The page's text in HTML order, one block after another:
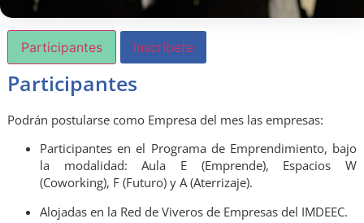
Participantes Inscríbete
Participantes
Podrán postularse como Empresa del mes las empresas:
Participantes en el Programa de Emprendimiento, bajo
la modalidad: Aula E (Emprende), Espacios W
(Coworking), F (Futuro) y A (Aterrizaje).
Alojadas en la Red de Viveros de Empresas del IMDEEC.